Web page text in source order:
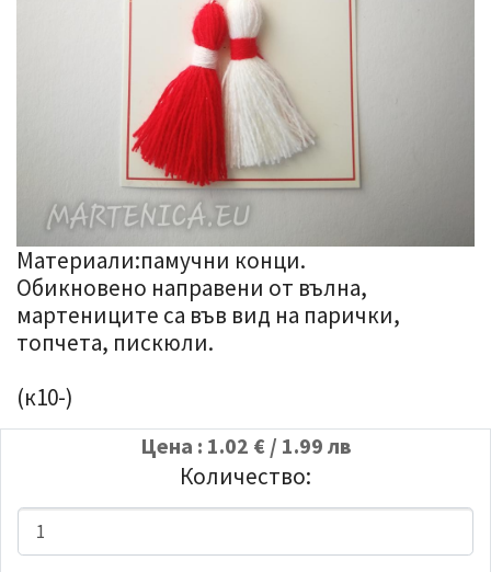
Материали:памучни конци.
Обикновено направени от вълна,
мартениците са във вид на парички,
топчета, пискюли.
(к10-)
Цена : 1.02 € / 1.99 лв
Количество: